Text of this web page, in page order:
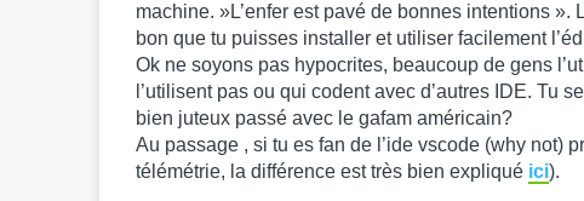
machine. »L’enfer est pavé de bonnes intentions
bon que tu puisses installer et utiliser facilement
Ok ne soyons pas hypocrites, beaucoup de gens
l’utilisent pas ou qui codent avec d’autres IDE. Tu
bien juteux passé avec le gafam américain?
Au passage , si tu es fan de l’ide vscode (why not)
télémétrie, la différence est très bien expliqué ici).